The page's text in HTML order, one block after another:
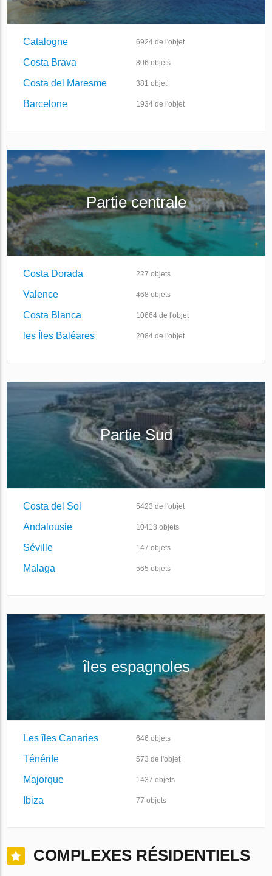
Catalogne 6924 de l'objet
Costa Brava 806 objets
Costa del Maresme 381 objet
Barcelone 1934 de l'objet
Partie centrale
Costa Dorada 227 objets
Valence 468 objets
Costa Blanca 10664 de l'objet
les Îles Baléares 2084 de l'objet
Partie Sud
Costa del Sol 5423 de l'objet
Andalousie 10418 objets
Séville 147 objets
Malaga 565 objets
îles espagnoles
Les îles Canaries 646 objets
Ténérife 573 de l'objet
Majorque 1437 objets
Ibiza 77 objets
COMPLEXES RÉSIDENTIELS